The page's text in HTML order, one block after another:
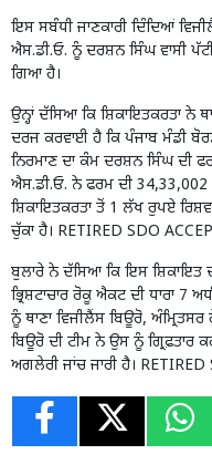
ਇਸ ਸਬੰਧੀ ਜਾਣਕਾਰੀ ਦਿੰਦਿਆਂ
ਐਸ.ਡੀ.ਓ. ਨੂੰ ਦਰਸ਼ਨ ਸਿੰਘ ਵਾਸੀ ਪੱਟੀ
ਗਿਆ ਹੈ।
ਉਨ੍ਹਾਂ ਦੱਸਿਆ ਕਿ ਸ਼ਿਕਾਇਤਕਰਤਾ ਨੇ
ਦਰਜ ਕਰਵਾਈ ਹੈ ਕਿ ਪੰਜਾਬ ਮੰਡੀ
ਨਿਰਮਾਣ ਦਾ ਕੰਮ ਦਰਸ਼ਨ ਸਿੰਘ ਦੀ
ਐਸ.ਡੀ.ਓ. ਨੇ ਫਰਮ ਦੀ
ਸ਼ਿਕਾਇਤਕਰਤਾ ਤੋਂ 1 ਲੱਖ ਰੁਪਏ
ਚੁੱਕਾ ਹੈ। RETIRED SDO
ਬੁਲਾਰੇ ਨੇ ਦੱਸਿਆ ਕਿ ਇਸ ਸ਼ਿਕਾਇਤ
ਭ੍ਰਿਸ਼ਟਾਚਾਰ ਰੋਕੂ ਐਕਟ ਦੀ ਧਾਰਾ
ਨੂੰ ਥਾਣਾ ਵਿਜੀਲੈਂਸ ਬਿਊਰੋ,
ਬਿਊਰੋ ਦੀ ਟੀਮ ਨੇ ਉਸ ਨੂੰ ਗ੍ਰਿਫ਼ਤਾਰ
ਅਗਲੇਰੀ ਜਾਂਚ ਜਾਰੀ ਹੈ।